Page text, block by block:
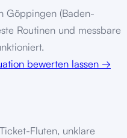
Göppingen (Baden-
Routinen und messbare
bewerten lassen →
Fluten, unklare